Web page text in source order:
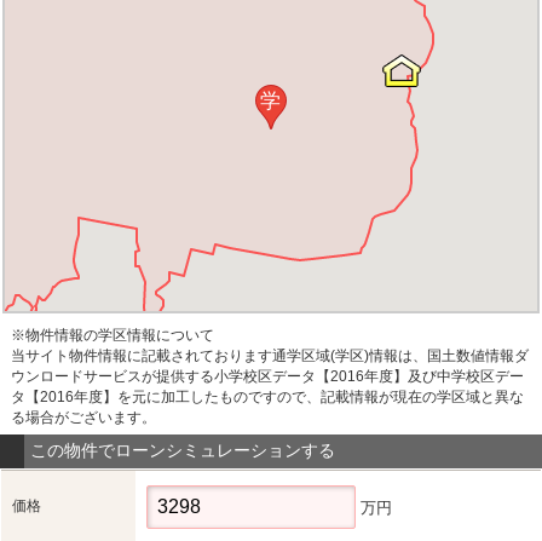
学
※物件情報の学区情報について
当サイト物件情報に記載されております通学区域(学区)情報は、国土数値情報ダ
ウンロードサービスが提供する小学校区データ【2016年度】及び中学校区デー
タ【2016年度】を元に加工したものですので、記載情報が現在の学区域と異な
る場合がございます。
この物件でローンシミュレーションする
価格 万円